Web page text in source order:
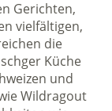
Gerichten,
vielfältigen,
die
Küche
und
Wildragout